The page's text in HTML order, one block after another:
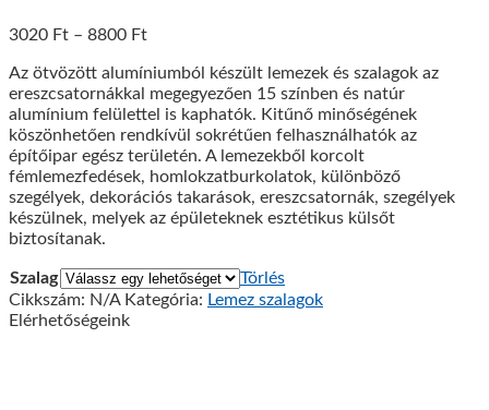
3020 Ft – 8800 Ft
Az ötvözött alumíniumból készült lemezek és szalagok az
ereszcsatornákkal megegyezően 15 színben és natúr
alumínium felülettel is kaphatók. Kitűnő minőségének
köszönhetően rendkívül sokrétűen felhasználhatók az
építőipar egész területén. A lemezekből korcolt
fémlemezfedések, homlokzatburkolatok, különböző
szegélyek, dekorációs takarások, ereszcsatornák, szegélyek
készülnek, melyek az épületeknek esztétikus külsőt
biztosítanak.
Szalag
Törlés
Cikkszám: N/A Kategória: Lemez szalagok
Elérhetőségeink